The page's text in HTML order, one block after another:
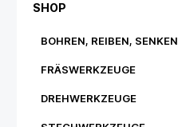
SHOP
BOHREN, REIBEN, SENKEN
FRÄSWERKZEUGE
DREHWERKZEUGE